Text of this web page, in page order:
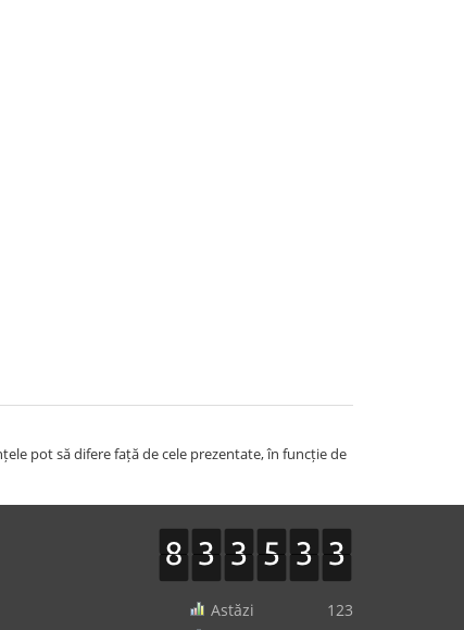
pot să difere față de cele prezentate, în funcție de
Astăzi
123